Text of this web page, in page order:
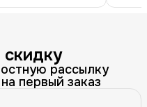
рассылку
первый заказ